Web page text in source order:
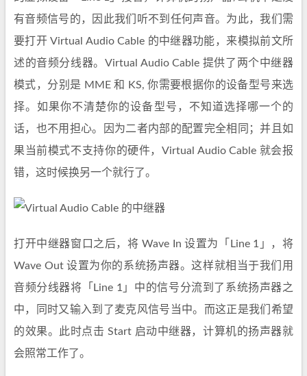
有音频信号的，因此我们听不到任何声音。为此，我们需
要打开 Virtual Audio Cable 的中继器功能，来模拟前文所
述的音频分线器。Virtual Audio Cable 提供了两个中继器
模式，分别是 MME 和 KS, 你需要根据你的设备型号来选
择。如果你不清楚你的设备型号，不知道选择哪一个的
话，也不用担心。因为二者内部的配置完全相同；并且如
果当前模式不支持你的硬件，Virtual Audio Cable 就会报
错，这时候换另一个就行了。
打开中继器窗口之后，将 Wave In 设置为「Line 1」，将
Wave Out 设置为你的系统扬声器。这样就相当于我们用
音频分线器将「Line 1」中的信号分流到了系统扬声器之
中，同时又输入到了麦克风信号当中。而这正是我们希望
的效果。此时点击 Start 启动中继器，计算机的扬声器就
会照常工作了。